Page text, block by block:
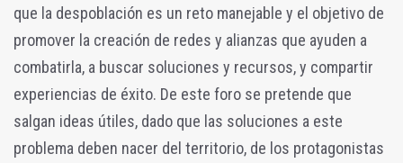
que la despoblación es un reto manejable y el objetivo de
promover la creación de redes y alianzas que ayuden a
combatirla, a buscar soluciones y recursos, y compartir
experiencias de éxito. De este foro se pretende que
salgan ideas útiles, dado que las soluciones a este
problema deben nacer del territorio, de los protagonistas